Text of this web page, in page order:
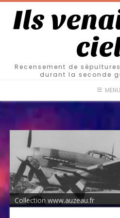
Ils
Recensement de
durant la seconde
MENU
Collection www.auzeau.fr